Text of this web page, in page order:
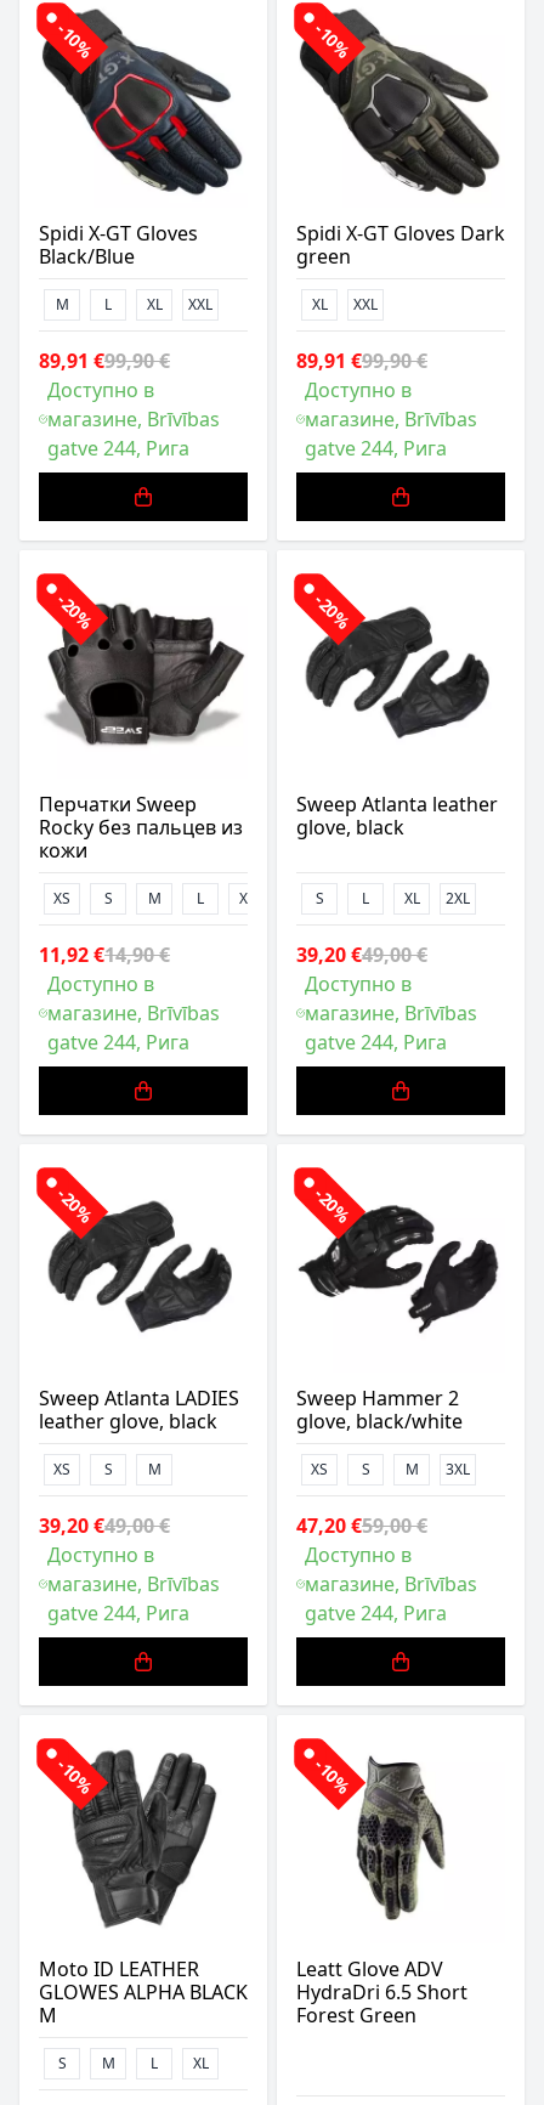
-10%
Spidi X-GT Gloves
Black/Blue
M L XL XXL
89,91 €99,90 €
Доступно в
магазине, Brīvības
gatve 244, Рига
-10%
Spidi X-GT Gloves Dark
green
XL XXL
89,91 €99,90 €
Доступно в
магазине, Brīvības
gatve 244, Рига
-20%
Перчатки Sweep
Rocky без пальцев из
кожи
XS S M L XL
11,92 €14,90 €
Доступно в
магазине, Brīvības
gatve 244, Рига
-20%
Sweep Atlanta leather
glove, black
S L XL 2XL
39,20 €49,00 €
Доступно в
магазине, Brīvības
gatve 244, Рига
-20%
Sweep Atlanta LADIES
leather glove, black
XS S M
39,20 €49,00 €
Доступно в
магазине, Brīvības
gatve 244, Рига
-20%
Sweep Hammer 2
glove, black/white
XS S M 3XL
47,20 €59,00 €
Доступно в
магазине, Brīvības
gatve 244, Рига
-10%
Moto ID LEATHER
GLOWES ALPHA BLACK
M
S M L XL
-10%
Leatt Glove ADV
HydraDri 6.5 Short
Forest Green